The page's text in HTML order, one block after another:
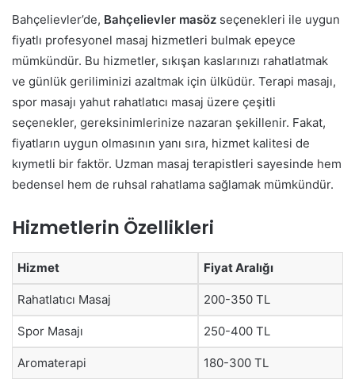
Bahçelievler’de, Bahçelievler masöz seçenekleri ile uygun
fiyatlı profesyonel masaj hizmetleri bulmak epeyce
mümkündür. Bu hizmetler, sıkışan kaslarınızı rahatlatmak
ve günlük geriliminizi azaltmak için ülküdür. Terapi masajı,
spor masajı yahut rahatlatıcı masaj üzere çeşitli
seçenekler, gereksinimlerinize nazaran şekillenir. Fakat,
fiyatların uygun olmasının yanı sıra, hizmet kalitesi de
kıymetli bir faktör. Uzman masaj terapistleri sayesinde hem
bedensel hem de ruhsal rahatlama sağlamak mümkündür.
Hizmetlerin Özellikleri
Hizmet Fiyat Aralığı
Rahatlatıcı Masaj 200-350 TL
Spor Masajı 250-400 TL
Aromaterapi 180-300 TL